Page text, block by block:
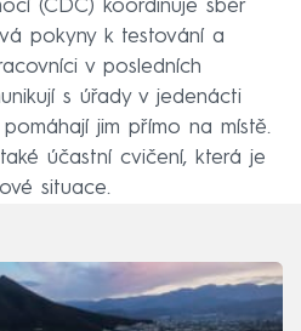
(CDC) koordinuje sběr
pokyny k testování a
v posledních
s úřady v jedenácti
jim přímo na místě.
účastní cvičení, která je
situace.